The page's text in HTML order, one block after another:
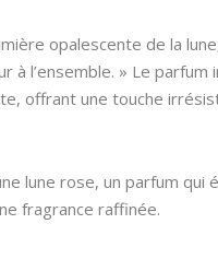
opalescente de la
l’ensemble. » Le parfum
offrant une touche
lune rose, un parfum qui
fragrance raffinée.